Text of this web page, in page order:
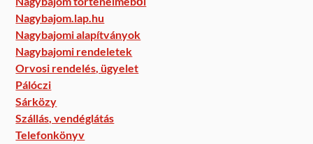
Nagybajom.lap.hu
Nagybajomi alapítványok
Nagybajomi rendeletek
Orvosi rendelés, ügyelet
Pálóczi
Sárközy
Szállás, vendéglátás
Telefonkönyv